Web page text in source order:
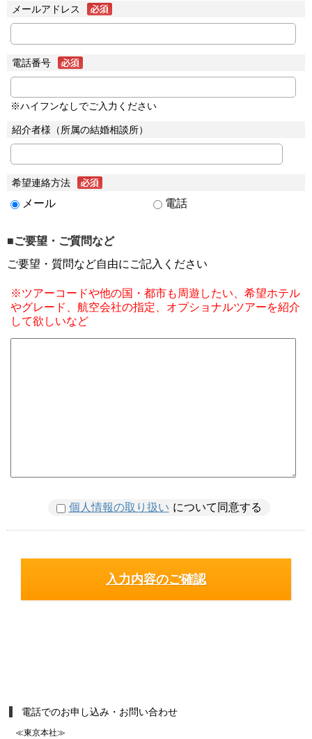
メールアドレス
電話番号
※ハイフンなしでご入力ください
紹介者様（所属の結婚相談所）
希望連絡方法
メール 電話
■ご要望・ご質問など
ご要望・質問など自由にご記入ください
※ツアーコードや他の国・都市も周遊したい、希望ホテル
やグレード、航空会社の指定、オプショナルツアーを紹介
して欲しいなど
個人情報の取り扱い について同意する
電話でのお申し込み・お問い合わせ
≪東京本社≫